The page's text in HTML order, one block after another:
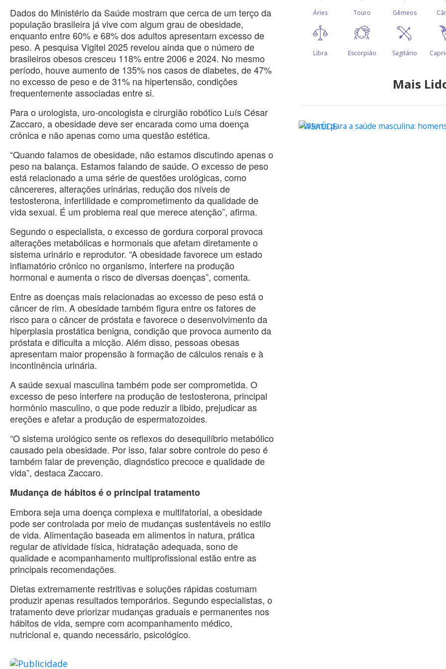
Dados do Ministério da Saúde mostram que cerca de um terço da
população brasileira já vive com algum grau de obesidade,
enquanto entre 60% e 68% dos adultos apresentam excesso de
peso. A pesquisa Vigitel 2025 revelou ainda que o número de
brasileiros obesos cresceu 118% entre 2006 e 2024. No mesmo
período, houve aumento de 135% nos casos de diabetes, de 47%
no excesso de peso e de 31% na hipertensão, condições
frequentemente associadas entre si.
Para o urologista, uro-oncologista e cirurgião robótico Luís César
Zaccaro, a obesidade deve ser encarada como uma doença
crônica e não apenas como uma questão estética.
“Quando falamos de obesidade, não estamos discutindo apenas o
peso na balança. Estamos falando de saúde. O excesso de peso
está relacionado a uma série de questões urológicas, como
câncereres, alterações urinárias, redução dos níveis de
testosterona, infertilidade e comprometimento da qualidade de
vida sexual. É um problema real que merece atenção”, afirma.
Segundo o especialista, o excesso de gordura corporal provoca
alterações metabólicas e hormonais que afetam diretamente o
sistema urinário e reprodutor. “A obesidade favorece um estado
inflamatório crônico no organismo, interfere na produção
hormonal e aumenta o risco de diversas doenças”, comenta.
Entre as doenças mais relacionadas ao excesso de peso está o
câncer de rim. A obesidade também figura entre os fatores de
risco para o câncer de próstata e favorece o desenvolvimento da
hiperplasia prostática benigna, condição que provoca aumento da
próstata e dificulta a micção. Além disso, pessoas obesas
apresentam maior propensão à formação de cálculos renais e à
incontinência urinária.
A saúde sexual masculina também pode ser comprometida. O
excesso de peso interfere na produção de testosterona, principal
hormônio masculino, o que pode reduzir a libido, prejudicar as
ereções e afetar a produção de espermatozoides.
“O sistema urológico sente os reflexos do desequilíbrio metabólico
causado pela obesidade. Por isso, falar sobre controle do peso é
também falar de prevenção, diagnóstico precoce e qualidade de
vida”, destaca Zaccaro.
Mudança de hábitos é o principal tratamento
Embora seja uma doença complexa e multifatorial, a obesidade
pode ser controlada por meio de mudanças sustentáveis no estilo
de vida. Alimentação baseada em alimentos in natura, prática
regular de atividade física, hidratação adequada, sono de
qualidade e acompanhamento multiprofissional estão entre as
principais recomendações.
Dietas extremamente restritivas e soluções rápidas costumam
produzir apenas resultados temporários. Segundo especialistas, o
tratamento deve priorizar mudanças graduais e permanentes nos
hábitos de vida, sempre com acompanhamento médico,
nutricional e, quando necessário, psicológico.
Mais
WSAÚDE